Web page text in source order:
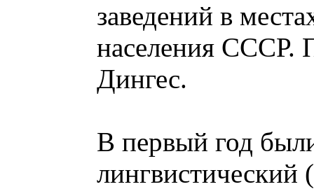
заведений в
населения СССР.
Дингес.
В первый год
лингвистический